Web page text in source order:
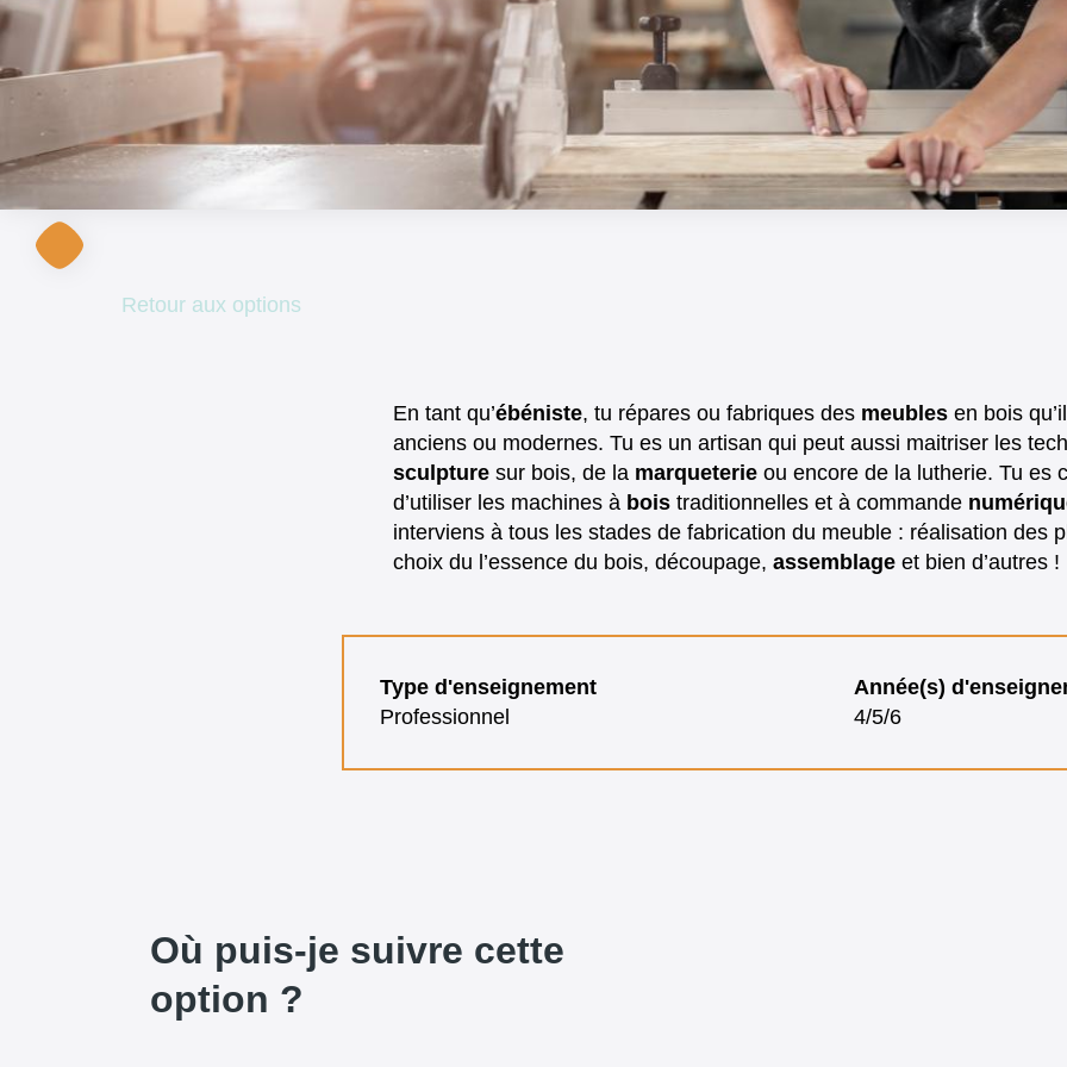
Retour aux options
En tant qu’ébéniste, tu répares ou fabriques des meubles en bois
anciens ou modernes. Tu es un artisan qui peut aussi maitriser les
sculpture sur bois, de la marqueterie ou encore de la lutherie. Tu es
d’utiliser les machines à bois traditionnelles et à commande
interviens à tous les stades de fabrication du meuble : réalisation des
choix du l’essence du bois, découpage, assemblage et bien d’autres !
Type d'enseignement
Professionnel
Année(s)
4/5/6
Où puis-je suivre cette
option ?